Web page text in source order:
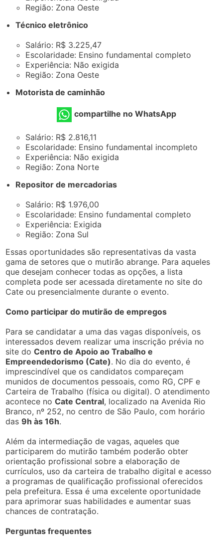
Região: Zona Oeste
Técnico eletrônico
Salário: R$ 3.225,47
Escolaridade: Ensino fundamental completo
Experiência: Não exigida
Região: Zona Oeste
Motorista de caminhão
compartilhe no WhatsApp
Salário: R$ 2.816,11
Escolaridade: Ensino fundamental incompleto
Experiência: Não exigida
Região: Zona Norte
Repositor de mercadorias
Salário: R$ 1.976,00
Escolaridade: Ensino fundamental completo
Experiência: Exigida
Região: Zona Sul
Essas oportunidades são representativas da vasta
gama de setores que o mutirão abrange. Para aqueles
que desejam conhecer todas as opções, a lista
completa pode ser acessada diretamente no site do
Cate ou presencialmente durante o evento.
Como participar do mutirão de empregos
Para se candidatar a uma das vagas disponíveis, os
interessados devem realizar uma inscrição prévia no
site doCentro de Apoio ao Trabalho e
Empreendedorismo (Cate). No dia do evento, é
imprescindível que os candidatos compareçam
munidos de documentos pessoais, como RG, CPF e
Carteira de Trabalho (física ou digital). O atendimento
acontece noCate Central, localizado na Avenida Rio
Branco, nº 252, no centro de São Paulo, com horário
das9h às 16h.
Além da intermediação de vagas, aqueles que
participarem do mutirão também poderão obter
orientação profissional sobre a elaboração de
currículos, uso da carteira de trabalho digital e acesso
a programas de qualificação profissional oferecidos
pela prefeitura. Essa é uma excelente oportunidade
para aprimorar suas habilidades e aumentar suas
chances de contratação.
Perguntas frequentes